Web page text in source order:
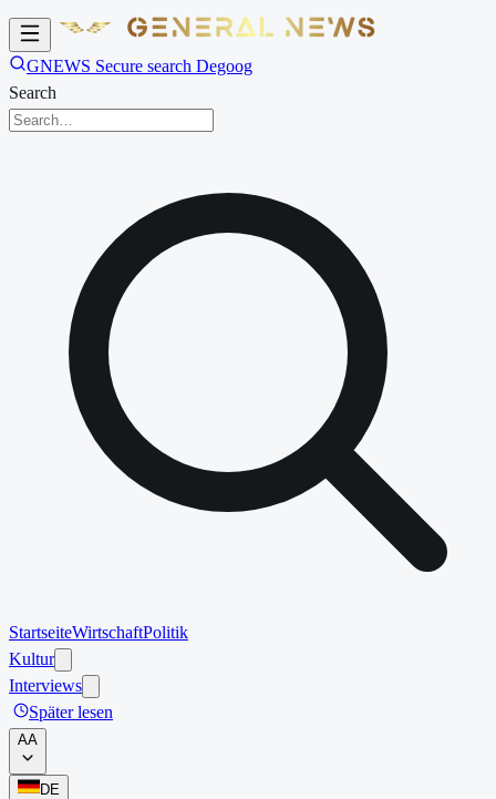
GNEWS Secure search Degoog
Search
StartseiteWirtschaftPolitik
Kultur
Interviews
Später lesen
AA
DE